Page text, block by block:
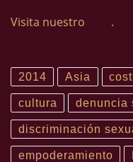
Visita nuestro
.
2014 Asia
cultura denuncia
discriminación
empoderamiento